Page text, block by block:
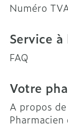
Numéro
Service
FAQ
Votre
A propos
Pharmacien